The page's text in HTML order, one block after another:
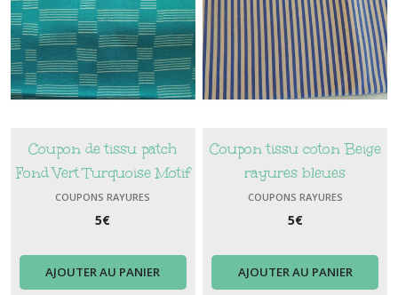
Coupon de tissu patch
Fond Vert Turquoise Motif
Rayures blanches
COUPONS RAYURES
5€
AJOUTER AU PANIER
Coupon tissu coton Beige
rayures bleues
COUPONS RAYURES
5€
AJOUTER AU PANIER